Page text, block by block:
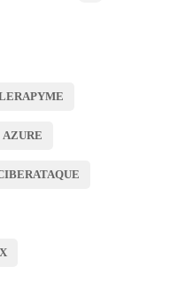
AZURE